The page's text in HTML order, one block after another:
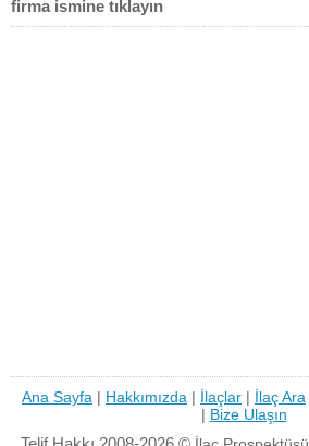
firma ismine tıklayın
Ana Sayfa | Hakkımızda | İlaçlar | İlaç Ara
| Bize Ulaşın